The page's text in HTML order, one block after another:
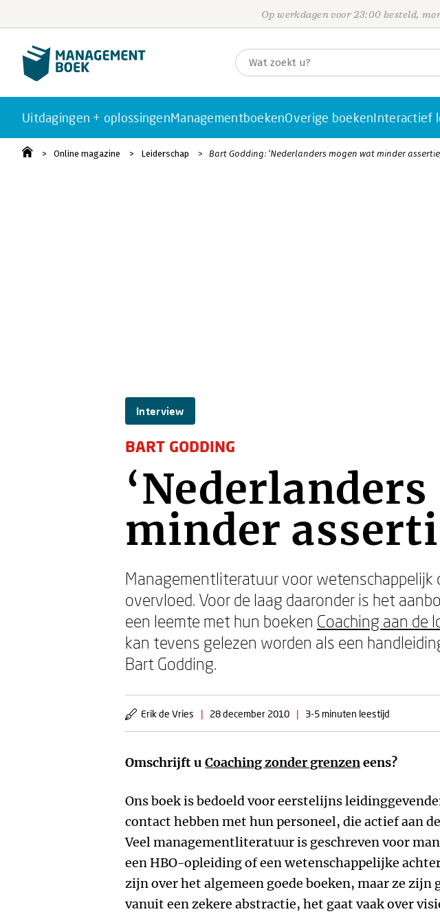
Op werkdagen voor 23:00 besteld,
Uitdagingen + oplossingenManagementboekenOverige boekenInteractief
Online magazine Leiderschap Bart Godding: ‘Nederlanders mogen wat minder
Interview
BART GODDING
minder
Managementliteratuur voor
overvloed. Voor de laag daaronder is het
een leemte met hun boeken Coaching aan de
kan tevens gelezen worden als een
Bart Godding.
Erik de Vries | 28 december 2010 | 3-5 minuten leestijd
Omschrijft u Coaching zonder grenzeneens?
Ons boek is bedoeld voor eerstelijns
contact hebben met hun personeel, die actief aan
Veel managementliteratuur is geschreven voor
een HBO-opleiding of een wetenschappelijke
zijn over het algemeen goede boeken, maar ze zijn
vanuit een zekere abstractie, het gaat vaak over